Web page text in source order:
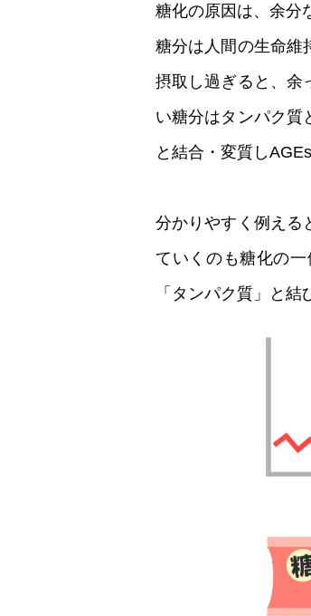
糖化の原因は、余分
糖分は人間の生命維
摂取し過ぎると、余
い糖分はタンパク質
と結合・変質し
分かりやすく例える
ていくのも糖化の
「タンパク質」と結